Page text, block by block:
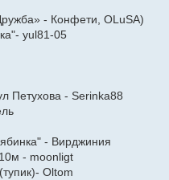
- Конфети, OLuSA)
yul81-05
Петухова - Serinka88
- Вирджиния
- moonligt
Oltom